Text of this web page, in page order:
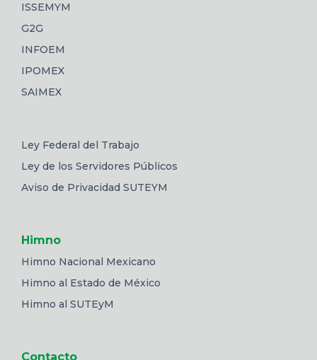
ISSEMYM
G2G
INFOEM
IPOMEX
SAIMEX
Ley Federal del Trabajo
Ley de los Servidores Públicos
Aviso de Privacidad SUTEYM
Himno
Himno Nacional Mexicano
Himno al Estado de México
Himno al SUTEyM
Contacto